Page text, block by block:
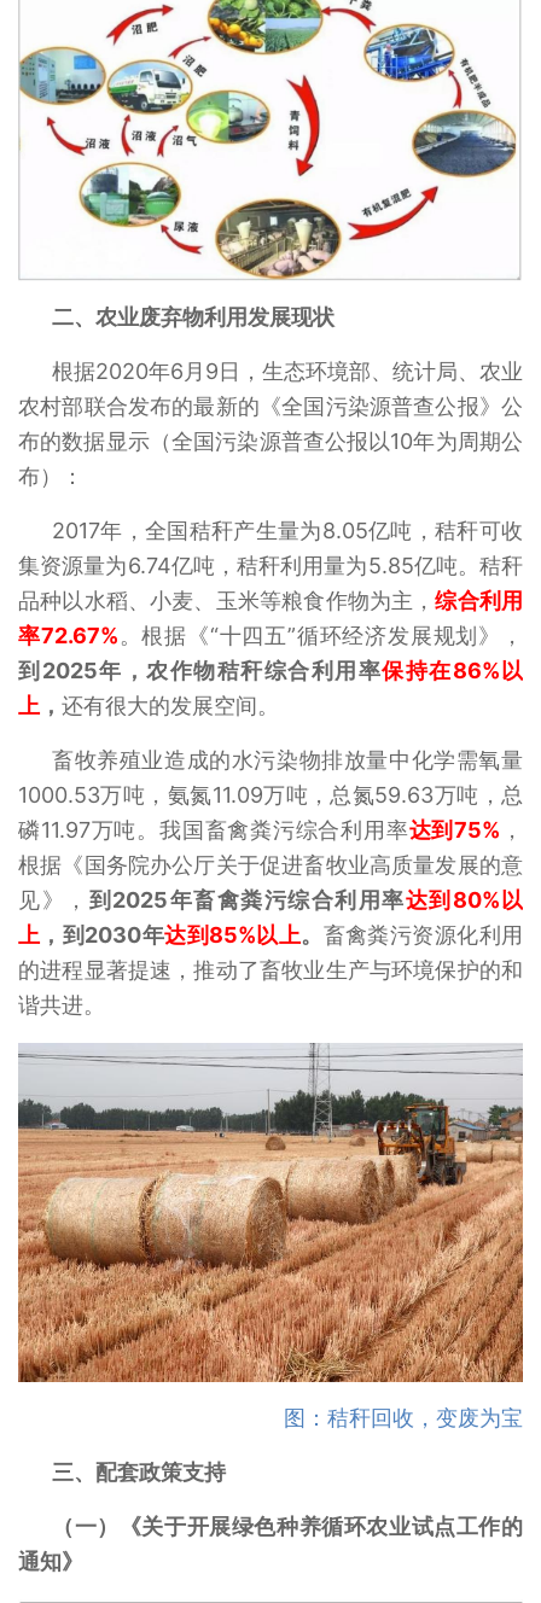
二、农业废弃物利用发展现状
根据2020年6月9日，生态环境部、统计局、农业
农村部联合发布的最新的《全国污染源普查公报》公
布的数据显示（全国污染源普查公报以10年为周期公
布）：
2017年，全国秸秆产生量为8.05亿吨，秸秆可收
集资源量为6.74亿吨，秸秆利用量为5.85亿吨。秸秆
品种以水稻、小麦、玉米等粮食作物为主，综合利用
率72.67%。根据《“十四五”循环经济发展规划》，
到2025年，农作物秸秆综合利用率保持在86%以
上 ， 还有很大的发展空间。
畜牧养殖业造成的水污染物排放量中化学需氧量
1000.53万吨，氨氮11.09万吨，总氮59.63万吨，总
磷11.97万吨。我国畜禽粪污综合利用率达到75% ，
根据《国务院办公厅关于促进畜牧业高质量发展的意
见》， 到2025年畜禽粪污综合利用率达到80%以
上 ，到2030年达到85%以上。 畜禽粪污资源化利用
的进程显著提速，推动了畜牧业生产与环境保护的和
谐共进。
图：秸秆回收，变废为宝
三、配套政策支持
（一）《关于开展绿色种养循环农业试点工作的
通知》